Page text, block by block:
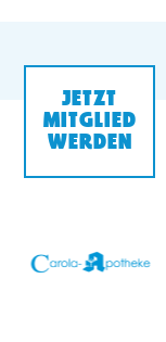
JETZT
MITGLIED
WERDEN